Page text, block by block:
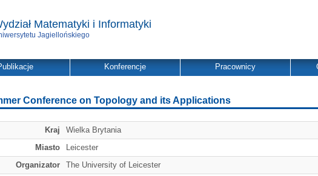
Matematyki i Informatyki
Jagiellońskiego
Konferencje Pracownicy
Conference on Topology and its Applications
Kraj
Wielka Brytania
Miasto
Leicester
Organizator
The University of Leicester